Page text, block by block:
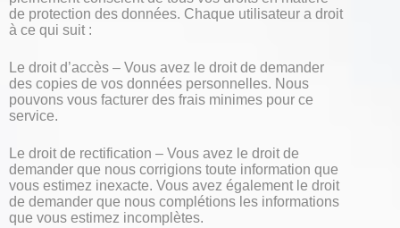
de protection des données. Chaque utilisateur a droit
à ce qui suit :
Le droit d’accès – Vous avez le droit de demander
des copies de vos données personnelles. Nous
pouvons vous facturer des frais minimes pour ce
service.
Le droit de rectification – Vous avez le droit de
demander que nous corrigions toute information que
vous estimez inexacte. Vous avez également le droit
de demander que nous complétions les informations
que vous estimez incomplètes.